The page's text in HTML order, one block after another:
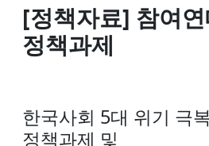
[정책자료] 참여
정책과제
한국사회 5대 위기 극
정책과제 및